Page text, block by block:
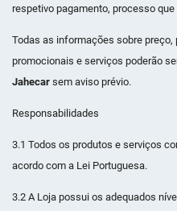
respetivo pagamento, processo
Todas as informações sobre
promocionais e serviços poderão
Jahecarsem aviso prévio.
Responsabilidades
3.1 Todos os produtos e serviços
acordo com a Lei Portuguesa.
3.2 A Loja possui os adequados